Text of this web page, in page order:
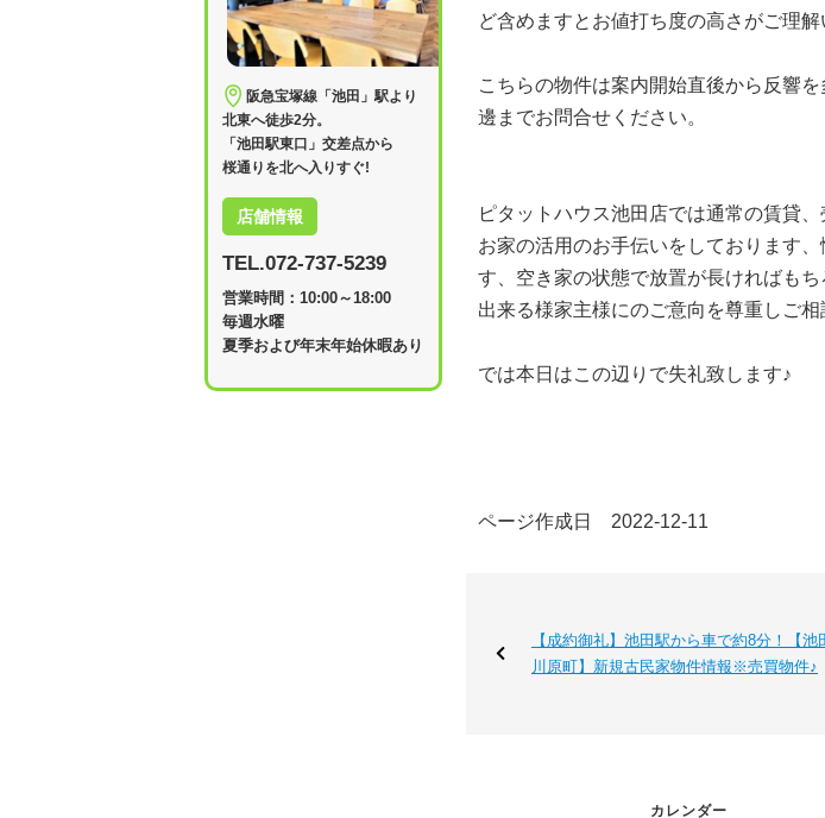
ど含めますとお値打ち度の高さがご理
こちらの物件は案内開始直後から反響
邊までお問合せください。
ピタットハウス池田店では通常の賃貸
お家の活用のお手伝いをしております
す、空き家の状態で放置が長ければも
出来る様家主様にのご意向を尊重しご
では本日はこの辺りで失礼致します♪
ページ作成日 2022-12-11
【成約御礼】池田駅から車で約8分！【池
川原町】新規古民家物件情報※売買物件♪
カレンダー
阪急宝塚線「池田」駅より
北東へ徒歩2分。
「池田駅東口」交差点から
桜通りを北へ入りすぐ!
店舗情報
TEL.072-737-5239
営業時間：10:00～18:00
毎週水曜
夏季および年末年始休暇あり